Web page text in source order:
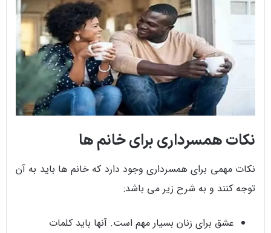
نکات همسرداری برای خانم ها
نکات مهمی برای همسرداری وجود دارد که خانم ها باید به آن
توجه کنند و به شرح زیر می باشد:
عشق برای زنان بسیار مهم است. آنها باید کلمات